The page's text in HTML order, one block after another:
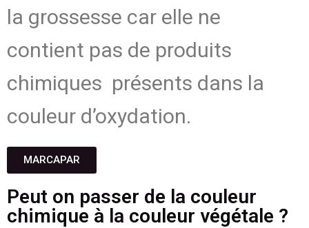
la grossesse car elle ne
contient pas de produits
chimiques présents dans la
couleur d’oxydation.
MARCAPAR
Peut on passer de la couleur
chimique à la couleur végétale ?